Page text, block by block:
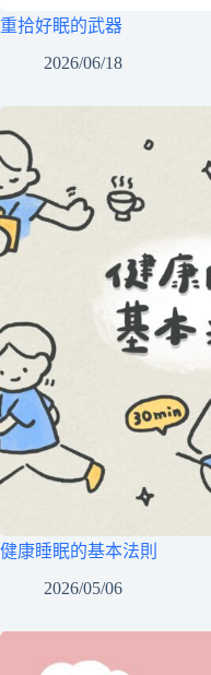
重拾好眠的武器
2026/06/18
健康睡眠的基本法則
2026/05/06